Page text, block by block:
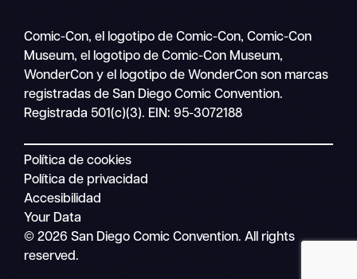
Navegación
móvil
Buscar
Comic-Con, el logotipo de Comic-Con, Comic-Con
Museum, el logotipo de Comic-Con Museum,
WonderCon y el logotipo de WonderCon son marcas
registradas de San Diego Comic Convention.
Registrada 501(c)(3). EIN: 95-3072188
Política de cookies
Política de privacidad
Accesibilidad
Your Data
© 2026 San Diego Comic Convention. All rights
reserved.